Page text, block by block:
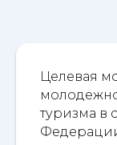
Целевая
туризма в